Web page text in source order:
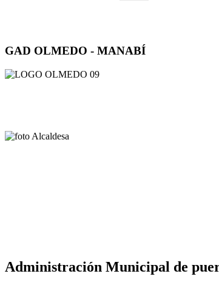
GAD OLMEDO - MANABÍ
Administración Municipal de